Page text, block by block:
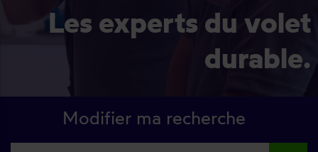
Les experts du volet
durable.
Modifier ma recherche